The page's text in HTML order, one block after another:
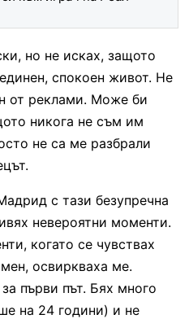
но не исках, защото
спокоен живот. Не
от реклами. Може би
никога не съм им
не са ме разбрали
с тази безупречна
невероятни моменти.
когато се чувствах
освиркваха ме.
първи път. Бях много
на 24 години) и не